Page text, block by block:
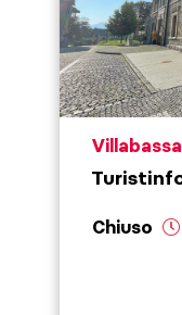
Villabassa
Chiuso